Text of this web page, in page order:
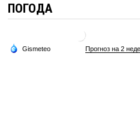
ПОГОДА